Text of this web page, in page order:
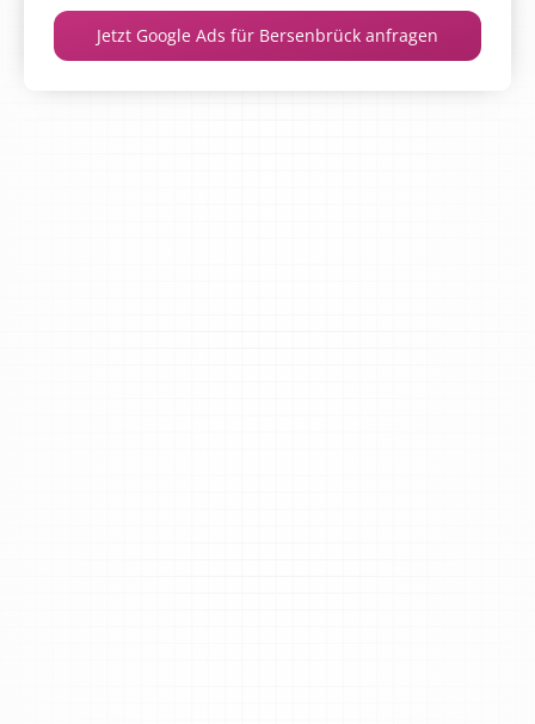
Jetzt Google Ads für Bersenbrück anfragen